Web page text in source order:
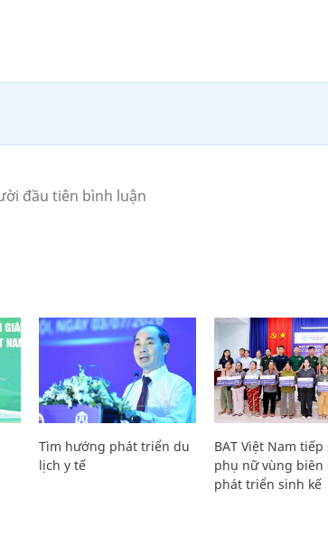
Tìm hướng phát triển du
lịch y tế
BAT Việt Nam tiếp
phụ nữ vùng biên
phát triển sinh kế